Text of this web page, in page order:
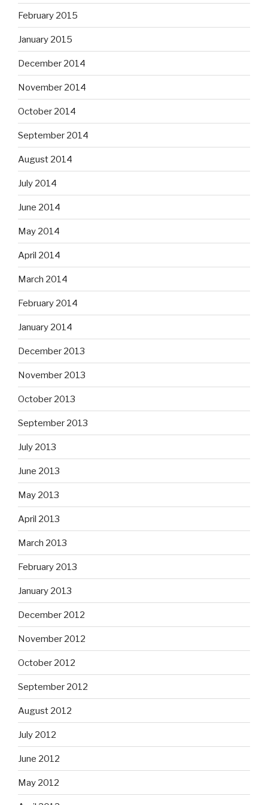
February 2015
January 2015
December 2014
November 2014
October 2014
September 2014
August 2014
July 2014
June 2014
May 2014
April 2014
March 2014
February 2014
January 2014
December 2013
November 2013
October 2013
September 2013
July 2013
June 2013
May 2013
April 2013
March 2013
February 2013
January 2013
December 2012
November 2012
October 2012
September 2012
August 2012
July 2012
June 2012
May 2012